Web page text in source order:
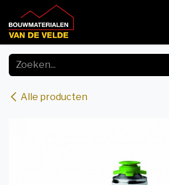
Overslaan naar inhoud
Alle producten